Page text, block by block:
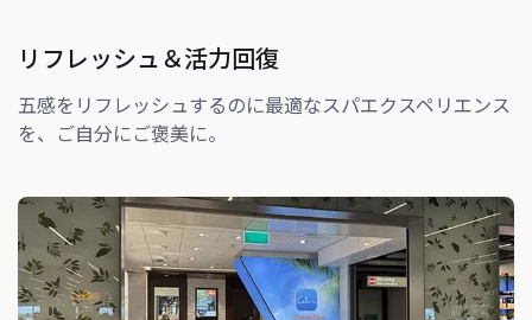
リフレッシュ＆活力回復
五感をリフレッシュするのに最適なスパエクスペリエンス
を、ご自分にご褒美に。